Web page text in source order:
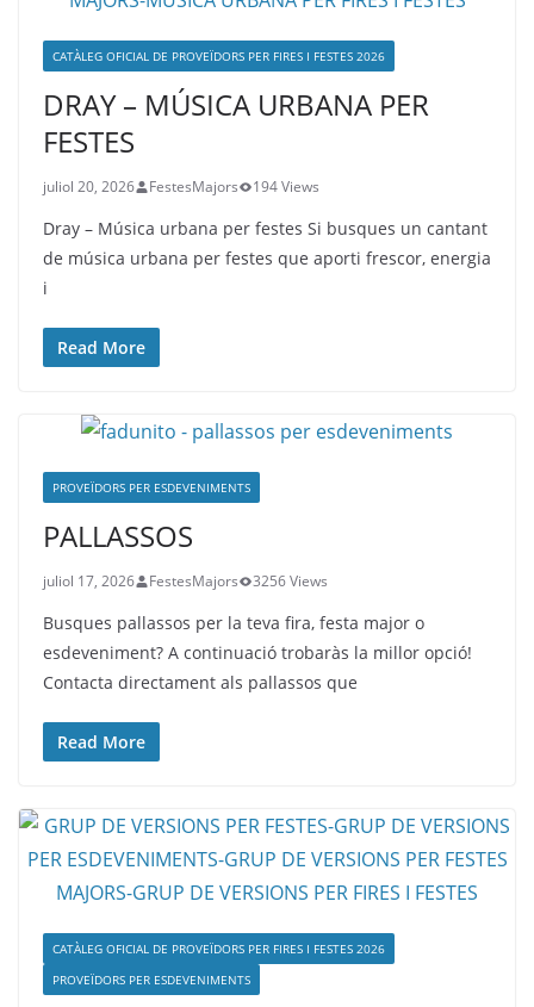
CATÀLEG OFICIAL DE PROVEÏDORS PER FIRES I FESTES 2026
DRAY – MÚSICA URBANA PER
FESTES
juliol 20, 2026 FestesMajors 194 Views
Dray – Música urbana per festes Si busques un cantant
de música urbana per festes que aporti frescor, energia
i
Read More
PROVEÏDORS PER ESDEVENIMENTS
PALLASSOS
juliol 17, 2026 FestesMajors 3256 Views
Busques pallassos per la teva fira, festa major o
esdeveniment? A continuació trobaràs la millor opció!
Contacta directament als pallassos que
Read More
CATÀLEG OFICIAL DE PROVEÏDORS PER FIRES I FESTES 2026
PROVEÏDORS PER ESDEVENIMENTS